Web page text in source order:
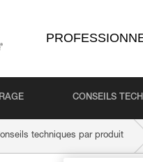
CONSEILS
techniques par produit